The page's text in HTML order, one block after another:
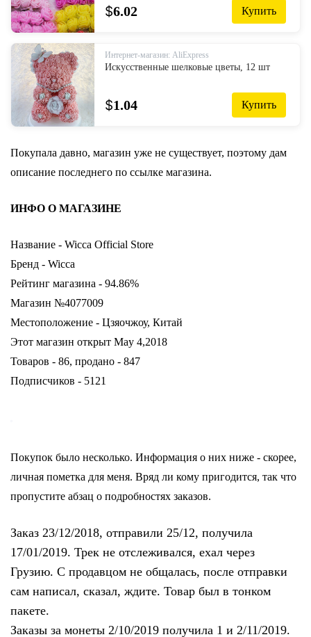
$6.02 Купить
Интернет-магазин: AliExpress
Искусственные шелковые цветы, 12 шт
$1.04 Купить
Покупала давно, магазин уже не существует, поэтому дам
описание последнего по ссылке магазина.
ИНФО О МАГАЗИНЕ
Название - Wicca Official Store
Бренд - Wicca
Рейтинг магазина - 94.86%
Магазин №4077009
Местоположение - Цзяочжоу, Китай
Этот магазин открыт May 4,2018
Товаров - 86, продано - 847
Подписчиков - 5121
Покупок было несколько. Информация о них ниже - скорее,
личная пометка для меня. Вряд ли кому пригодится, так что
пропустите абзац о подробностях заказов.
Заказ 23/12/2018, отправили 25/12, получила
17/01/2019. Трек не отслеживался, ехал через
Грузию. С продавцом не общалась, после отправки
сам написал, сказал, ждите. Товар был в тонком
пакете.
Заказы за монеты 2/10/2019 получила 1 и 2/11/2019.